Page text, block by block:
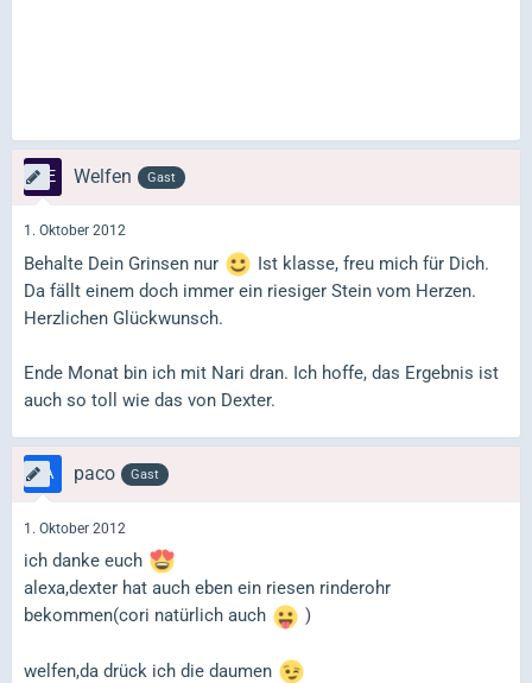
Welfen Gast
1. Oktober 2012
Behalte Dein Grinsen nur
Ist klasse, freu mich für Dich.
Da fällt einem doch immer ein riesiger Stein vom Herzen.
Herzlichen Glückwunsch.
Ende Monat bin ich mit Nari dran. Ich hoffe, das Ergebnis ist
auch so toll wie das von Dexter.
paco Gast
1. Oktober 2012
ich danke euch
alexa,dexter hat auch eben ein riesen rinderohr
bekommen(cori natürlich auch
)
welfen,da drück ich die daumen